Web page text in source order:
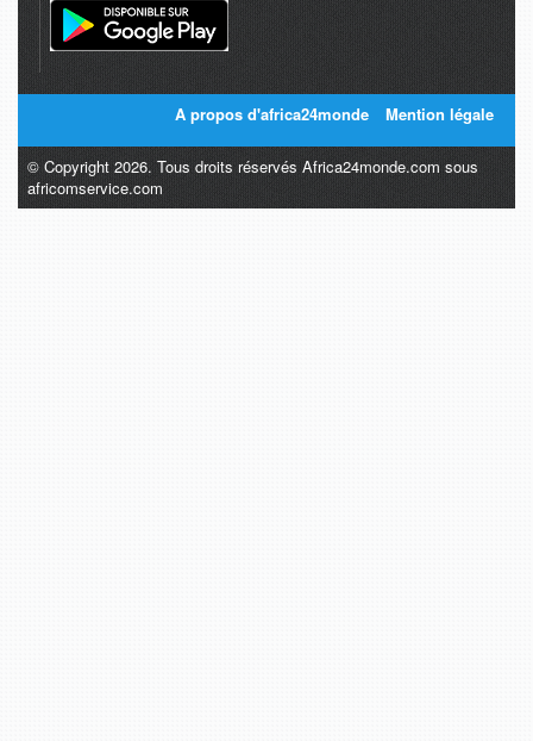
A propos d'africa24monde Mention légale
© Copyright 2026. Tous droits réservés Africa24monde.com sous
africomservice.com